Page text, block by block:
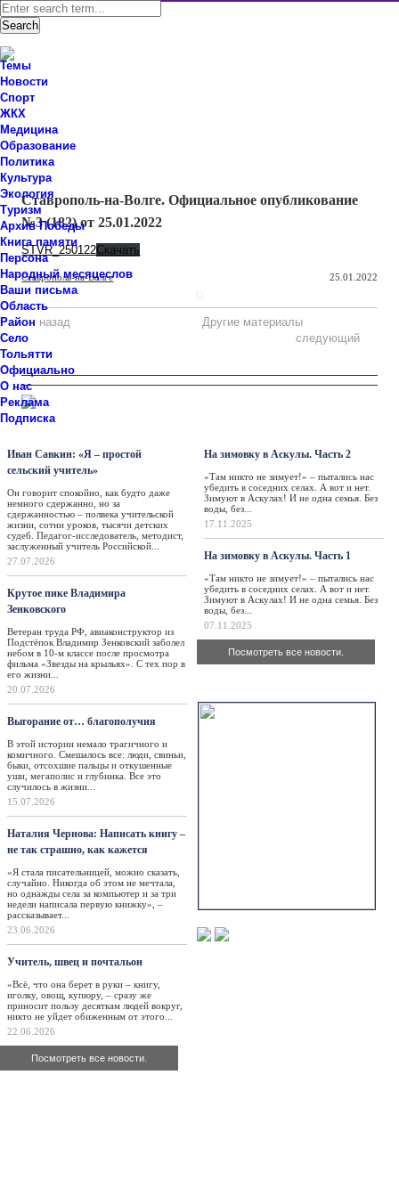
Ставрополь-на-Волге. Официальное опубликование
№3 (182) от 25.01.2022
STVR_250122Скачать
Ставрополь-на-Волге 25.01.2022
назад
Другие материалы
следующий
Иван Савкин: «Я – простой
сельский учитель»
Он говорит спокойно, как будто даже
немного сдержанно, но за
сдержанностью – полвека учительской
жизни, сотни уроков, тысячи детских
судеб. Педагог-исследователь, методист,
заслуженный учитель Российской...
27.07.2026
Крутое пике Владимира
Зенковского
Ветеран труда РФ, авиаконструктор из
Подстёпок Владимир Зенковский заболел
небом в 10-м классе после просмотра
фильма «Звезды на крыльях». С тех пор в
его жизни...
20.07.2026
Выгорание от… благополучия
В этой истории немало трагичного и
комичного. Смешалось все: люди, свиньи,
быки, отсохшие пальцы и откушенные
уши, мегаполис и глубинка. Все это
случилось в жизни...
15.07.2026
Наталия Чернова: Написать книгу –
не так страшно, как кажется
«Я стала писательницей, можно сказать,
случайно. Никогда об этом не мечтала,
но однажды села за компьютер и за три
недели написала первую книжку», –
рассказывает...
23.06.2026
Учитель, швец и почтальон
«Всё, что она берет в руки – книгу,
иголку, овощ, купюру, – сразу же
приносит пользу десяткам людей вокруг,
никто не уйдет обиженным от этого...
22.06.2026
Посмотреть все новости.
На зимовку в Аскулы. Часть 2
«Там никто не зимует!» – пытались нас
убедить в соседних селах. А вот и нет.
Зимуют в Аскулах! И не одна семья. Без
воды, без...
17.11.2025
На зимовку в Аскулы. Часть 1
«Там никто не зимует!» – пытались нас
убедить в соседних селах. А вот и нет.
Зимуют в Аскулах! И не одна семья. Без
воды, без...
07.11.2025
Посмотреть все новости.
Темы
Новости
Спорт
ЖКХ
Медицина
Образование
Политика
Культура
Экология
Туризм
Архив Победы
Книга памяти
Персона
Народный месяцеслов
Ваши письма
Область
Район
Село
Тольятти
Официально
О нас
Реклама
Подписка